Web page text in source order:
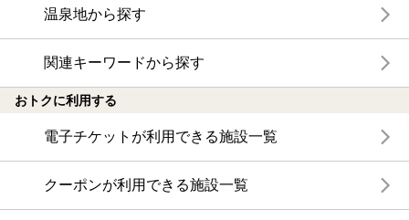
温泉地から探す
関連キーワードから探す
おトクに利用する
電子チケットが利用できる施設一覧
クーポンが利用できる施設一覧